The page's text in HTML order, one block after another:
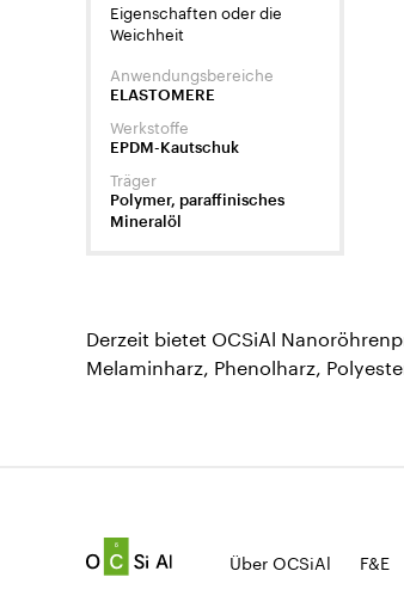
Eigenschaften oder die
Weichheit
Anwendungsbereiche
ELASTOMERE
Werkstoffe
EPDM-Kautschuk
Träger
Polymer, paraffinisches
Mineralöl
Derzeit bietet OCSiAl
Melaminharz, Phenolharz,
Über OCSiAl F&E